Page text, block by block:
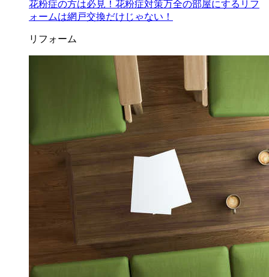
花粉症の方は必見！花粉症対策万全の部屋にするリフ
ォームは網戸交換だけじゃない！
リフォーム